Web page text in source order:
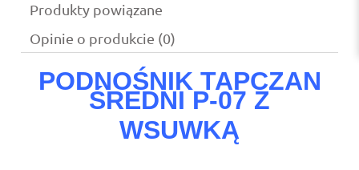
Produkty powiązane
Opinie o produkcie (0)
PODNOŚNIK TAPCZAN
ŚREDNI P-07 Z
WSUWKĄ